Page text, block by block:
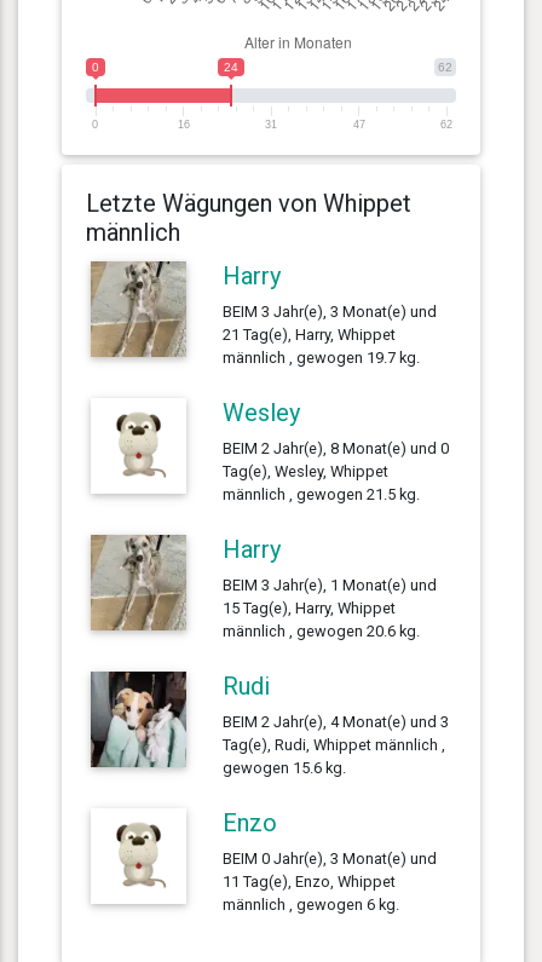
62
0 24
0 16 31 47 62
Letzte Wägungen von Whippet
männlich
Harry
BEIM 3 Jahr(e), 3 Monat(e) und
21 Tag(e), Harry, Whippet
männlich , gewogen 19.7 kg.
Wesley
BEIM 2 Jahr(e), 8 Monat(e) und 0
Tag(e), Wesley, Whippet
männlich , gewogen 21.5 kg.
Harry
BEIM 3 Jahr(e), 1 Monat(e) und
15 Tag(e), Harry, Whippet
männlich , gewogen 20.6 kg.
Rudi
BEIM 2 Jahr(e), 4 Monat(e) und 3
Tag(e), Rudi, Whippet männlich ,
gewogen 15.6 kg.
Enzo
BEIM 0 Jahr(e), 3 Monat(e) und
11 Tag(e), Enzo, Whippet
männlich , gewogen 6 kg.